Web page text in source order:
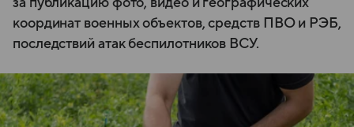
координат военных объектов, средств ПВО и РЭБ,
последствий атак беспилотников ВСУ.